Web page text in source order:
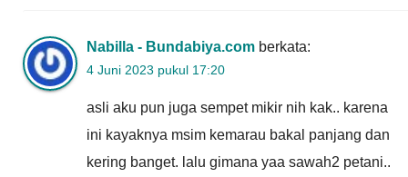
Nabilla - Bundabiya.com berkata:
4 Juni 2023 pukul 17:20
asli aku pun juga sempet mikir nih kak.. karena
ini kayaknya msim kemarau bakal panjang dan
kering banget. lalu gimana yaa sawah2 petani..